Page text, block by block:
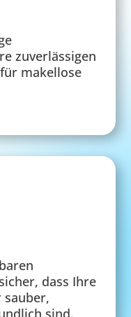
zuverlässigen
makellose
dass Ihre
sind.